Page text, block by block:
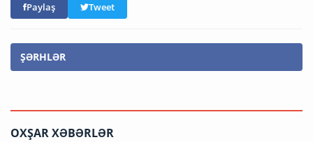
Paylaş Tweet
ŞƏRHLƏR
OXŞAR XƏBƏRLƏR